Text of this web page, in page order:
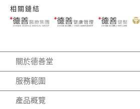
相關鏈結
關於德善堂
服務範圍
產品概覽